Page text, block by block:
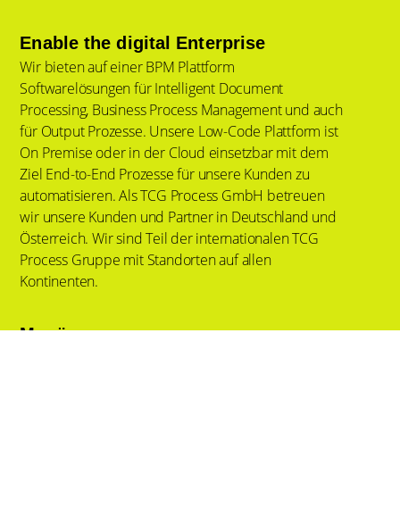
Enable the digital Enterprise
Wir bieten auf einer BPM Plattform
Softwarelösungen für Intelligent Document
Processing, Business Process Management und auch
für Output Prozesse. Unsere Low-Code Plattform ist
On Premise oder in der Cloud einsetzbar mit dem
Ziel End-to-End Prozesse für unsere Kunden zu
automatisieren. Als TCG Process GmbH betreuen
wir unsere Kunden und Partner in Deutschland und
Österreich. Wir sind Teil der internationalen TCG
Process Gruppe mit Standorten auf allen
Kontinenten.
Menü